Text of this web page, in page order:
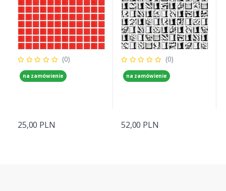
(0)
na zamówienie
25,00 PLN
(0)
na zamówienie
52,00 PLN